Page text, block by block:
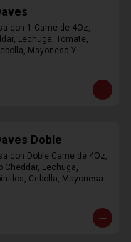
con 1 Carne de 4Oz,
Lechuga, Tomate,
Mayonesa Y
Doble
con Doble Carne de 4Oz,
Cheddar, Lechuga,
Cebolla, Mayonesa y